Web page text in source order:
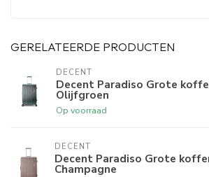
GERELATEERDE PRODUCTEN
DECENT
Decent Paradiso Grote
Olijfgroen
Op voorraad
DECENT
Decent Paradiso Grote
Champagne